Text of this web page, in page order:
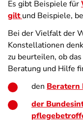
Es gibt Beispiele für
giltund Beispiele,
Bei der Vielfalt der
Konstellationen
zu beurteilen, ob
Beratung und Hilfe
den Beratern
der